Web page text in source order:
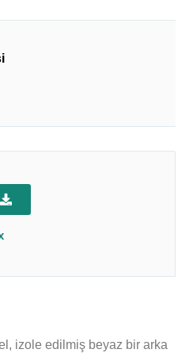
izole edilmiş beyaz bir arka